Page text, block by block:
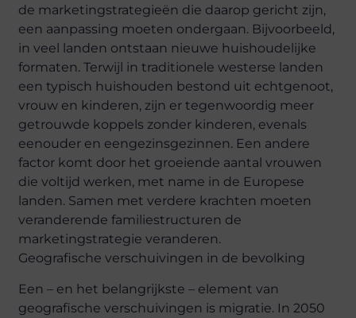
de marketingstrategieën die daarop gericht zijn,
een aanpassing moeten ondergaan. Bijvoorbeeld,
in veel landen ontstaan ​​nieuwe huishoudelijke
formaten. Terwijl in traditionele westerse landen
een typisch huishouden bestond uit echtgenoot,
vrouw en kinderen, zijn er tegenwoordig meer
getrouwde koppels zonder kinderen, evenals
eenouder en eengezinsgezinnen. Een andere
factor komt door het groeiende aantal vrouwen
die voltijd werken, met name in de Europese
landen. Samen met verdere krachten moeten
veranderende familiestructuren de
marketingstrategie veranderen.
Geografische verschuivingen in de bevolking
Een – en het belangrijkste – element van
geografische verschuivingen is migratie. In 2050